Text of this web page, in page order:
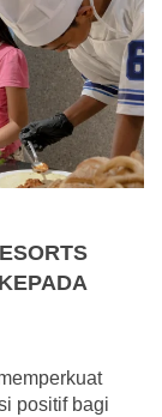
positif bagi